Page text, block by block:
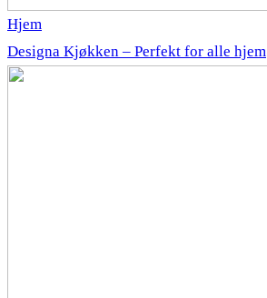
Hjem
Designa Kjøkken – Perfekt for alle hjem